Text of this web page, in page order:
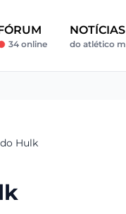
34 online
NOTÍCIAS
do atlético
Hulk